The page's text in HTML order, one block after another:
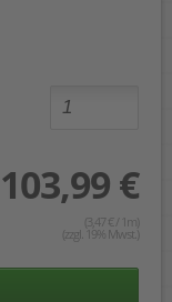
103,99 €
(3,47 € / 1m)
(zzgl. 19% Mwst.)